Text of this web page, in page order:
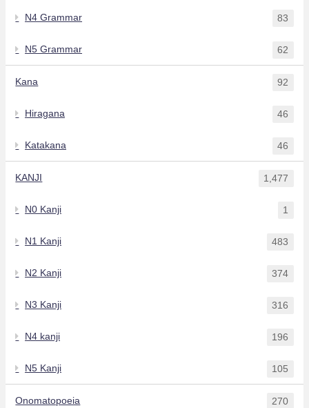
N4 Grammar 83
N5 Grammar 62
Kana 92
Hiragana 46
Katakana 46
KANJI 1,477
N0 Kanji 1
N1 Kanji 483
N2 Kanji 374
N3 Kanji 316
N4 kanji 196
N5 Kanji 105
Onomatopoeia 270